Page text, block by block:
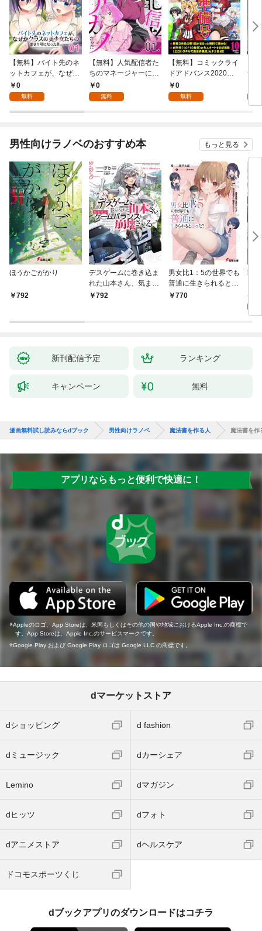
【無料】バイト先のネ
ットカフェが、なぜか
クラスの美少女たちの
溜まり場になった件。
0
無料
【無料】人気配信者た
ちのマネージャーにな
ったら、全員元カノだ
った 第1話【単話版】
0
無料
【無料】コミックライ
ドアドバンス2020年1
0月創刊準備号(vol.01)
0
無料
サ
男性向けラノベのおすすめ本 もっと見る
ほうかごがかり
792
デスゲームに巻き込ま
れた山本さん、気まま
にゲームバランスを崩
792
男女比1：5の世界でも
普通に生きられると思
った？ ～激重感情な
770
戦
活
特
新刊配信予定 ランキング
キャンペーン 無料
漫画無料試し読みならdブック 男性向けラノベ 魔法書を作る人 魔法書を作
アプリならもっと便利で快適に！
Appleのロゴ、App Storeは、米国もしくはその他の国や地域におけるApple Inc.の商標で
す。App Storeは、Apple Inc.のサービスマークです。
Google Play および Google Play ロゴは Google LLC の商標です。
dマーケットストア
dショッピング d fashion
dミュージック dカーシェア
Lemino dマガジン
dヒッツ dフォト
dアニメストア dヘルスケア
ドコモスポーツくじ
dブックアプリのダウンロードはコチラ